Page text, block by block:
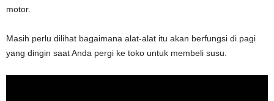
motor.
Masih perlu dilihat bagaimana alat-alat itu akan berfungsi di pagi
yang dingin saat Anda pergi ke toko untuk membeli susu.